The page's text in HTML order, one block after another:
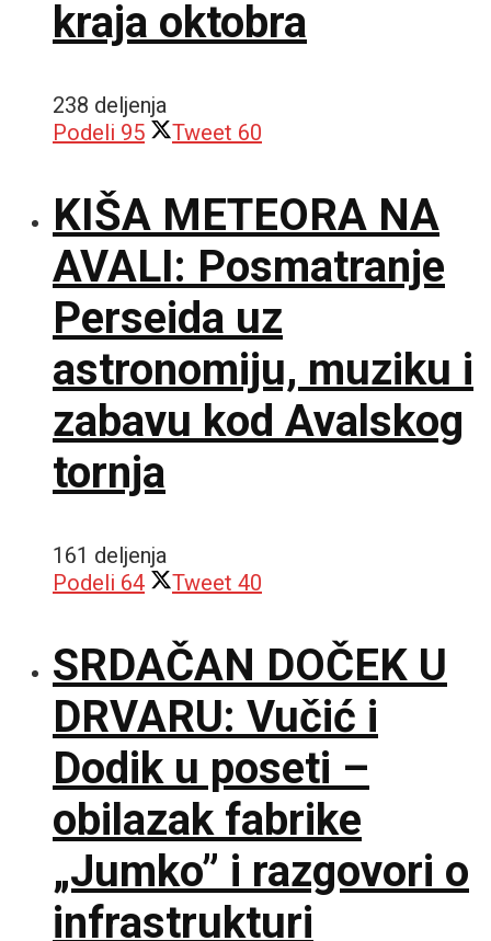
kraja oktobra
238 deljenja
Podeli 95 Tweet 60
KIŠA METEORA NA
AVALI: Posmatranje
Perseida uz
astronomiju, muziku i
zabavu kod Avalskog
tornja
161 deljenja
Podeli 64 Tweet 40
SRDAČAN DOČEK U
DRVARU: Vučić i
Dodik u poseti –
obilazak fabrike
„Jumko” i razgovori o
infrastrukturi